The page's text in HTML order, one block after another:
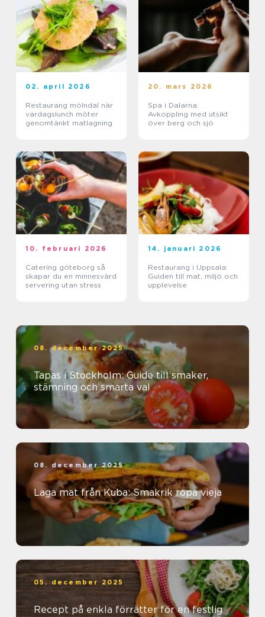
02. april 2026
Restaurang mölndal när
vardagslunch möter
genomtänkt matlagning
20. mars 2026
Spa i Dalarna:
Avkoppling med utsikt
över berg och sjö
10. februari 2026
Catering göteborg så
skapar du en minnesvärd
servering utan stress
14. januari 2026
Restaurang i Uppsala:
Guiden till mat, miljö och
upplevelse
08. december 2025
Tapas i Stockholm: Guide till smaker,
stämning och smarta val
08. december 2025
Laga mat från Kuba: Smakrik ropa vieja
05. december 2025
Recept på enkla förrätter för en festlig